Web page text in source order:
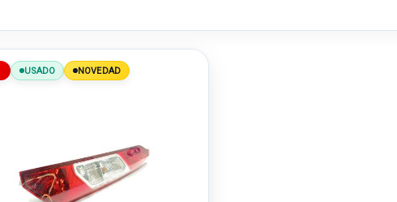
USADO NOVEDAD